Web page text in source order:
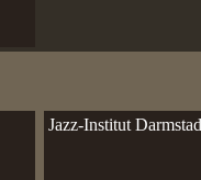
Jazz-Institut